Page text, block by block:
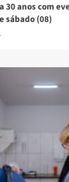
30 anos com
sábado (08)